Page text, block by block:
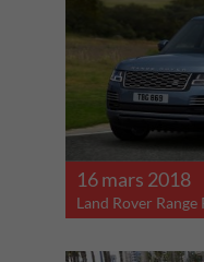
16 mars 2018
Land Rover